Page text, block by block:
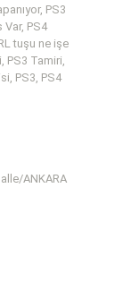
PS3
Var, PS4
tuşu ne işe
PS3 Tamiri,
PS3, PS4
ANKARA